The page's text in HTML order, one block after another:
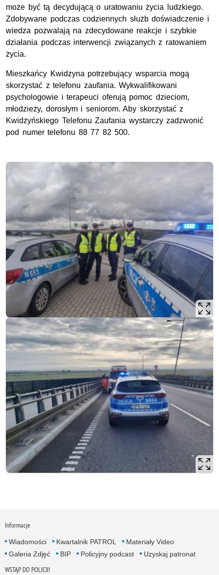
może być tą decydującą o uratowaniu życia ludzkiego.
Zdobywane podczas codziennych służb doświadczenie i
wiedza pozwalają na zdecydowane reakcje i szybkie
działania podczas interwencji związanych z ratowaniem
życia.
Mieszkańcy Kwidzyna potrzebujący wsparcia mogą
skorzystać z telefonu zaufania. Wykwalifikowani
psychologowie i terapeuci oferują pomoc dzieciom,
młodzieży, dorosłym i seniorom. Aby skorzystać z
Kwidzyńskiego Telefonu Zaufania wystarczy zadzwonić
pod numer telefonu 88 77 82 500.
Informacje
Wiadomości Kwartalnik PATROL
Materiały Video
Galeria Zdjęć
BIP Policyjny podcast Uzyskaj patronat
WSTĄP DO POLICJI!